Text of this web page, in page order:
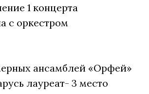
1 концерта
с оркестром
ансамблей «Орфей»
лауреат- 3 место